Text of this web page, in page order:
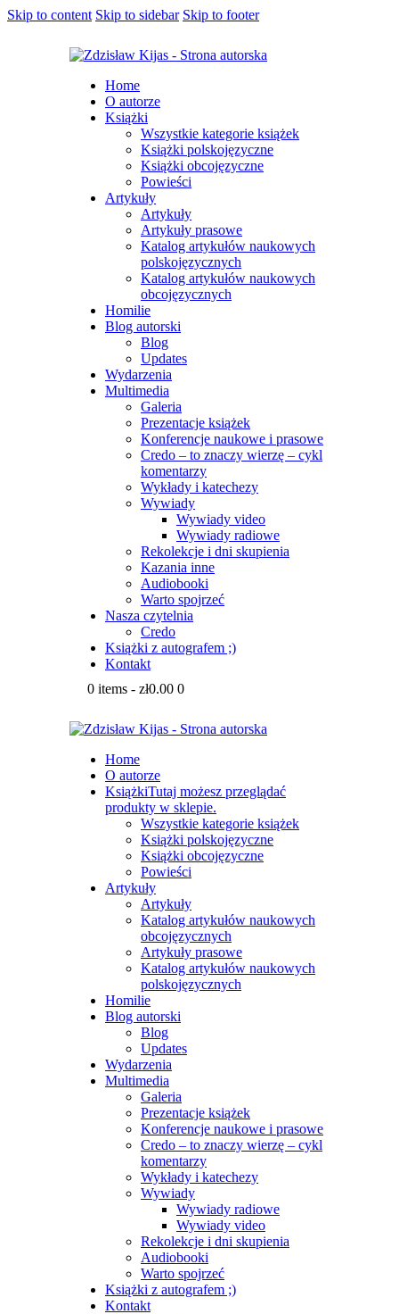
Skip to content Skip to sidebar Skip to footer
Home
O autorze
Książki
Wszystkie kategorie książek
Książki polskojęzyczne
Książki obcojęzyczne
Powieści
Artykuły
Artykuły
Artykuły prasowe
Katalog artykułów naukowych
polskojęzycznych
Katalog artykułów naukowych
obcojęzycznych
Homilie
Blog autorski
Blog
Updates
Wydarzenia
Multimedia
Galeria
Prezentacje książek
Konferencje naukowe i prasowe
Credo – to znaczy wierzę – cykl
komentarzy
Wykłady i katechezy
Wywiady
Wywiady video
Wywiady radiowe
Rekolekcje i dni skupienia
Kazania inne
Audiobooki
Warto spojrzeć
Nasza czytelnia
Credo
Książki z autografem ;)
Kontakt
0 items - zł0.00 0
Home
O autorze
KsiążkiTutaj możesz przeglądać
produkty w sklepie.
Wszystkie kategorie książek
Książki polskojęzyczne
Książki obcojęzyczne
Powieści
Artykuły
Artykuły
Katalog artykułów naukowych
obcojęzycznych
Artykuły prasowe
Katalog artykułów naukowych
polskojęzycznych
Homilie
Blog autorski
Blog
Updates
Wydarzenia
Multimedia
Galeria
Prezentacje książek
Konferencje naukowe i prasowe
Credo – to znaczy wierzę – cykl
komentarzy
Wykłady i katechezy
Wywiady
Wywiady radiowe
Wywiady video
Rekolekcje i dni skupienia
Audiobooki
Warto spojrzeć
Książki z autografem ;)
Kontakt